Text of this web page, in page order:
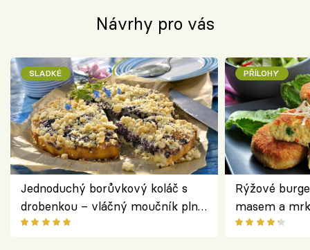
Návrhy pro vás
SLADKÉ
Jednoduchý borůvkový koláč s
drobenkou – vláčný moučník plný
ovoce
PŘÍLOHY
Rýžové
masem a
salátem –